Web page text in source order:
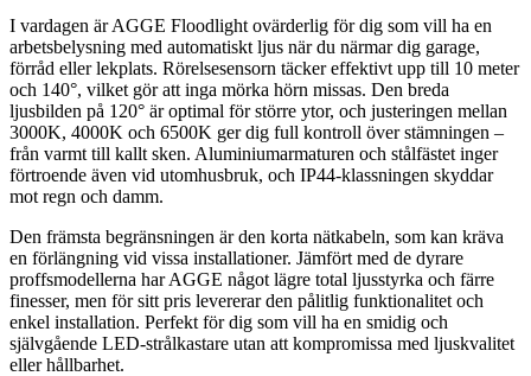
I vardagen är AGGE Floodlight ovärderlig för dig som vill ha en
arbetsbelysning med automatiskt ljus när du närmar dig garage,
förråd eller lekplats. Rörelsesensorn täcker effektivt upp till 10 meter
och 140°, vilket gör att inga mörka hörn missas. Den breda
ljusbilden på 120° är optimal för större ytor, och justeringen mellan
3000K, 4000K och 6500K ger dig full kontroll över stämningen –
från varmt till kallt sken. Aluminiumarmaturen och stålfästet inger
förtroende även vid utomhusbruk, och IP44-klassningen skyddar
mot regn och damm.
Den främsta begränsningen är den korta nätkabeln, som kan kräva
en förlängning vid vissa installationer. Jämfört med de dyrare
proffsmodellerna har AGGE något lägre total ljusstyrka och färre
finesser, men för sitt pris levererar den pålitlig funktionalitet och
enkel installation. Perfekt för dig som vill ha en smidig och
självgående LED-strålkastare utan att kompromissa med ljuskvalitet
eller hållbarhet.